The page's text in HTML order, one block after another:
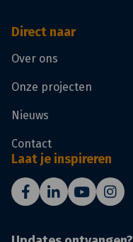
Direct naar
Over ons
Onze projecten
Nieuws
Contact
Laat je inspireren